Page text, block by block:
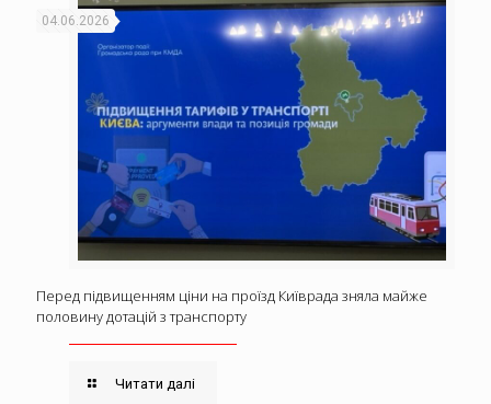
04.06.2026
Перед підвищенням ціни на проїзд Київрада зняла майже
половину дотацій з транспорту
Читати далі